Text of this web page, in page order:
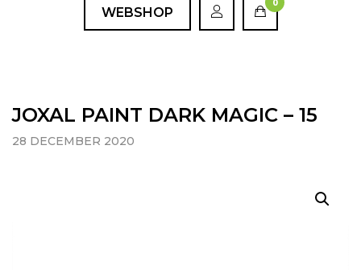
WEBSHOP
JOXAL PAINT DARK MAGIC – 15
28 DECEMBER 2020